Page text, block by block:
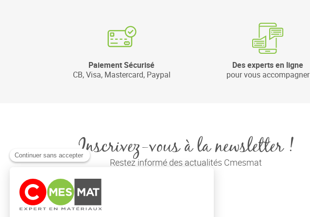
Paiement Sécurisé
CB, Visa, Mastercard, Paypal
Des experts en ligne
pour vous accompagner
Inscrivez-vous à la newsletter !
Restez informé des actualités Cmesmat